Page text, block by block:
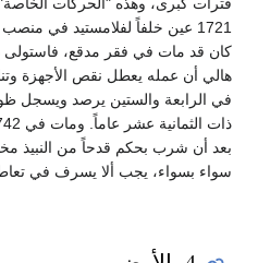
1721 عين خلفاً لفلامستيد في
كان قد مات في فقر مدقع، فاستولى
هالي أن عمله يعطل نقص الأجهزة
في الرابعة والستين يرصد ويسجل
بعد أن شرب بحكم قدحاً من النبيذ
سواء بسواء، يجب ألا يسرف في